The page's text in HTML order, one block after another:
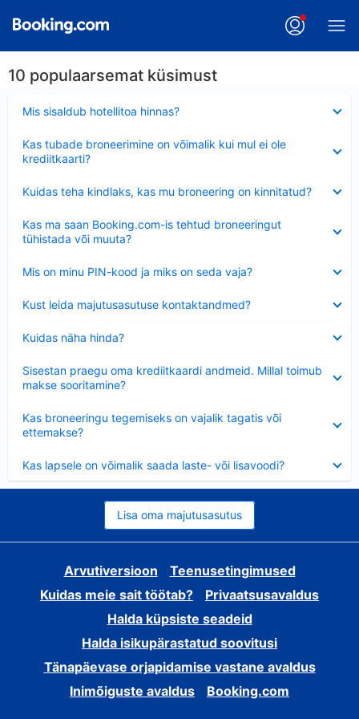
10 populaarsemat küsimust
Mis sisaldub hotellitoa hinnas?
Kas tubade broneerimine on võimalik kui mul ei ole
krediitkaarti?
Kuidas teha kindlaks, kas mu broneering on kinnitatud?
Kas ma saan Booking.com-is tehtud broneeringut
tühistada või muuta?
Mis on minu PIN-kood ja miks on seda vaja?
Kust leida majutusasutuse kontaktandmed?
Kuidas näha hinda?
Sisestan praegu oma krediitkaardi andmeid. Millal toimub
makse sooritamine?
Kas broneeringu tegemiseks on vajalik tagatis või
ettemakse?
Kas lapsele on võimalik saada laste- või lisavoodi?
Lisa oma majutusasutus
Arvutiversioon
Teenusetingimused
Kuidas meie sait töötab?
Privaatsusavaldus
Halda küpsiste seadeid
Halda isikupärastatud soovitusi
Tänapäevase orjapidamise vastane avaldus
Inimõiguste avaldus
Booking.com